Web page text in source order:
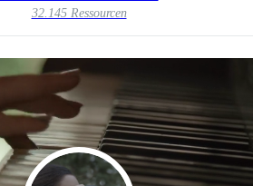
32.145 Ressourcen